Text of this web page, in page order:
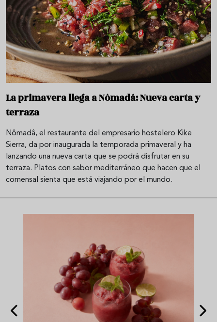
La primavera llega a Nômadâ: Nueva carta y
terraza
Nômadâ, el restaurante del empresario hostelero Kike
Sierra, da por inaugurada la temporada primaveral y ha
lanzando una nueva carta que se podrá disfrutar en su
terraza. Platos con sabor mediterráneo que hacen que el
comensal sienta que está viajando por el mundo.